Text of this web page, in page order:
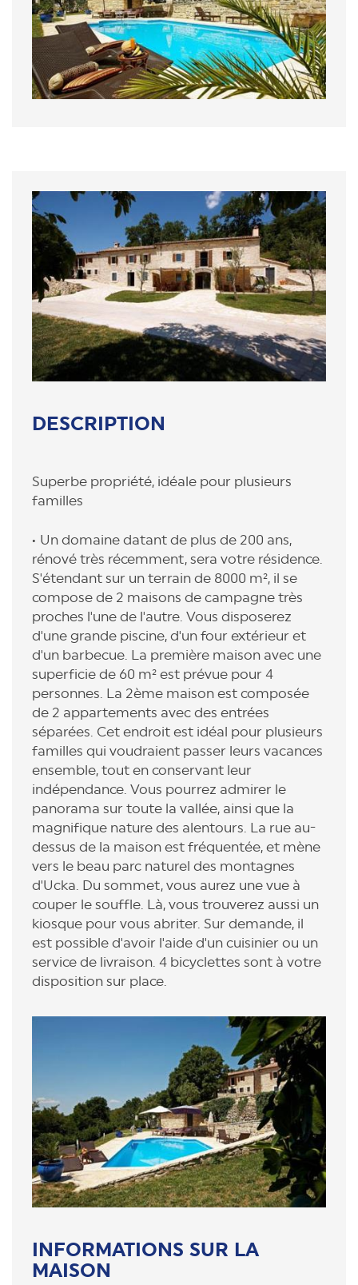
DESCRIPTION
Superbe propriété, idéale pour plusieurs
familles
Un domaine datant de plus de 200 ans,
rénové très récemment, sera votre résidence.
S'étendant sur un terrain de 8000 m², il se
compose de 2 maisons de campagne très
proches l'une de l'autre. Vous disposerez
d'une grande piscine, d'un four extérieur et
d'un barbecue. La première maison avec une
superficie de 60 m² est prévue pour 4
personnes. La 2ème maison est composée
de 2 appartements avec des entrées
séparées. Cet endroit est idéal pour plusieurs
familles qui voudraient passer leurs vacances
ensemble, tout en conservant leur
indépendance. Vous pourrez admirer le
panorama sur toute la vallée, ainsi que la
magnifique nature des alentours. La rue au-
dessus de la maison est fréquentée, et mène
vers le beau parc naturel des montagnes
d'Ucka. Du sommet, vous aurez une vue à
couper le souffle. Là, vous trouverez aussi un
kiosque pour vous abriter. Sur demande, il
est possible d'avoir l'aide d'un cuisinier ou un
service de livraison. 4 bicyclettes sont à votre
disposition sur place.
INFORMATIONS SUR LA
MAISON